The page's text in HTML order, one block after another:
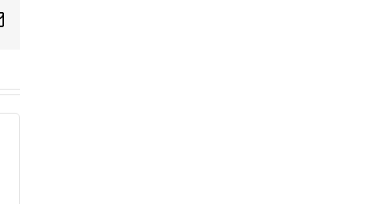
Correo